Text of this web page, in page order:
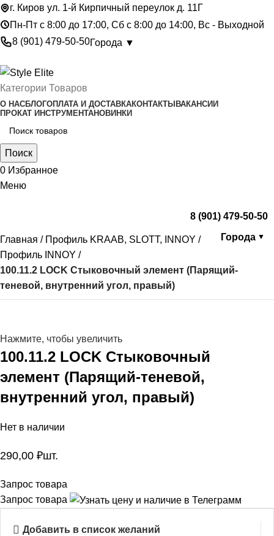
г. Киров ул. 1-й Кирпичный переулок д. 11Г
Пн-Пт с 8:00 до 17:00, Сб с 8:00 до 14:00, Вс - Выходной
8 (901) 479-50-50Города ▼
Категории Товаров
О НАСБЛОГОПЛАТА И ДОСТАВКАКОНТАКТЫ ВАКАНСИИ
ПРОКАТ ИНСТРУМЕНТАНОВИНКИ
Поиск
0 Избранное
Меню
8 (901) 479-50-50
Города ▼
Главная
Профиль KRAAB, SLOTT, INNOY
Профиль INNOY
100.11.2 LOCK Стыковочный элемент (Парящий-
теневой, внутренний угол, правый)
Нажмите, чтобы увеличить
100.11.2 LOCK Стыковочный
элемент (Парящий-теневой,
внутренний угол, правый)
Нет в наличии
290,00 ₽шт.
Запрос товара
Запрос товара
Добавить в список желаний